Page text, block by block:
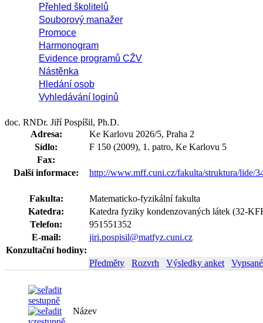
Přehled školitelů
Souborový manažer
Promoce
Harmonogram
Evidence programů CŽV
Nástěnka
Hledání osob
Vyhledávání loginů
doc. RNDr. Jiří Pospíšil, Ph.D.
Adresa:
Ke Karlovu 2026/5, Praha 2
Sídlo:
F 150 (2009), 1. patro, Ke Karlovu 5
Fax:
Další informace:
http://www.mff.cuni.cz/fakulta/struktura/lide/
Fakulta:
Matematicko-fyzikální fakulta
Katedra:
Katedra fyziky kondenzovaných látek (32-
Telefon:
951551352
E-mail:
jiri.pospisil@matfyz.cuni.cz
Konzultační hodiny:
Předměty
Rozvrh Výsledky anket